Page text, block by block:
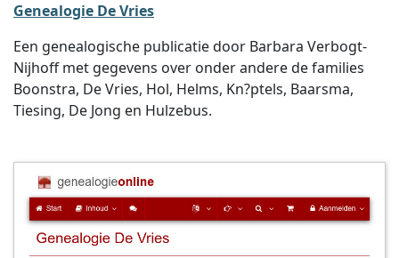
Genealogie De Vries
Een genealogische publicatie door Barbara Verbogt-
Nijhoff met gegevens over onder andere de families
Boonstra, De Vries, Hol, Helms, Kn?ptels, Baarsma,
Tiesing, De Jong en Hulzebus.